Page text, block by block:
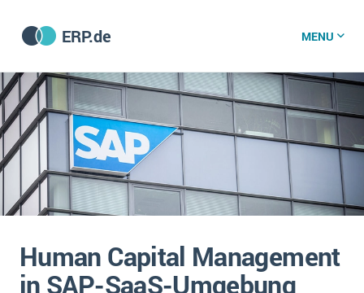
ERP.de
ERP software
Die 15 Schritte einer ERP‑Einführung
Was ist ERP?
Hintergrund
ERP-Software nach Branche
Plattform
ERP vergleichen
ERP für jede Branche
ERP-Software nach Branchen
ERP Wissenszentrum
MENU
Human Capital Management
in SAP-SaaS-Umgebung